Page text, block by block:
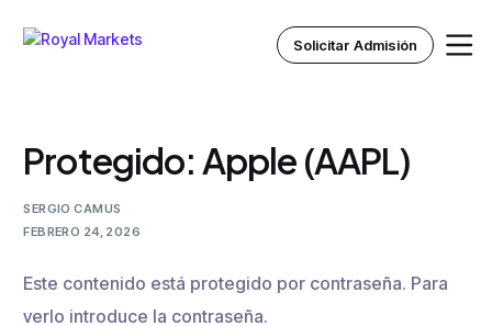
Solicitar Admisión
Protegido: Apple (AAPL)
SERGIO CAMUS
FEBRERO 24, 2026
Este contenido está protegido por contraseña. Para
verlo introduce la contraseña.
Inicio
Nosotros
Instituto Royal